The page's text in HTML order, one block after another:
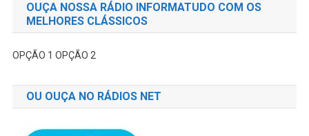
OUÇA NOSSA RÁDIO INFORMATUDO COM OS
MELHORES CLÁSSICOS
OPÇÃO 1 OPÇÃO 2
OU OUÇA NO RÁDIOS NET